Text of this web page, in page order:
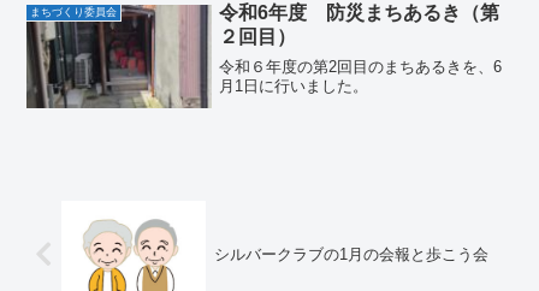
まちづくり委員会
令和6年度 防災まちあるき（第
２回目）
令和６年度の第2回目のまちあるきを、6
月1日に行いました。
シルバークラブの1月の会報と歩こう会